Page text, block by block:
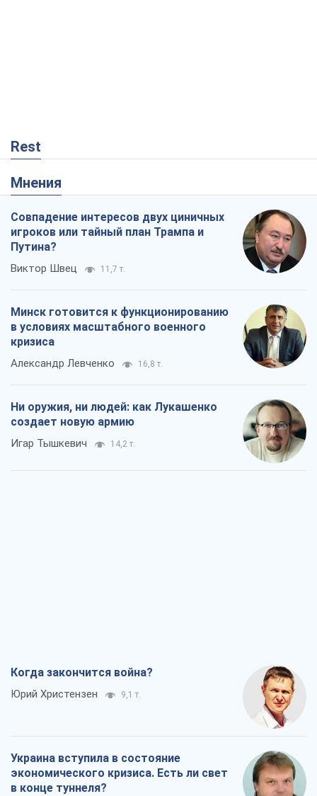
Rest
Мнения
Совпадение интересов двух циничных
игроков или тайный план Трампа и
Путина?
Виктор Швец 11,7 т.
Минск готовится к функционированию
в условиях масштабного военного
кризиса
Александр Левченко 16,8 т.
Ни оружия, ни людей: как Лукашенко
создает новую армию
Игар Тышкевич 14,2 т.
Когда закончится война?
Юрий Христензен 9,1 т.
Украина вступила в состояние
экономического кризиса. Есть ли свет
в конце туннеля?